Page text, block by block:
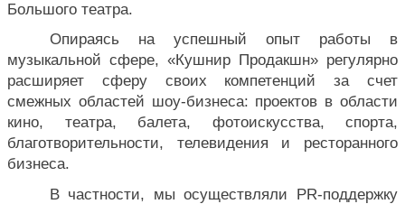
Большого театра.
Опираясь на успешный опыт работы в
музыкальной сфере, «Кушнир Продакшн» регулярно
расширяет сферу своих компетенций за счет
смежных областей шоу-бизнеса: проектов в области
кино, театра, балета, фотоискусства, спорта,
благотворительности, телевидения и ресторанного
бизнеса.
В частности, мы осуществляли PR-поддержку